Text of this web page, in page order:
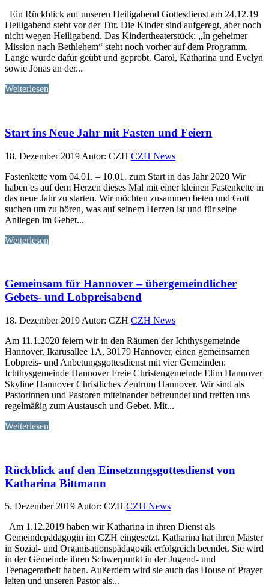
Ein Rückblick auf unseren Heiligabend Gottesdienst am 24.12.19
Heiligabend steht vor der Tür. Die Kinder sind aufgeregt, aber noch
nicht wegen Heiligabend. Das Kindertheaterstück: „In geheimer
Mission nach Bethlehem“ steht noch vorher auf dem Programm.
Lange wurde dafür geübt und geprobt. Carol, Katharina und Evelyn
sowie Jonas an der...
Weiterlesen
Start ins Neue Jahr mit Fasten und Feiern
18. Dezember 2019 Autor: CZH CZH News
Fastenkette vom 04.01. – 10.01. zum Start in das Jahr 2020 Wir
haben es auf dem Herzen dieses Mal mit einer kleinen Fastenkette in
das neue Jahr zu starten. Wir möchten zusammen beten und Gott
suchen um zu hören, was auf seinem Herzen ist und für seine
Anliegen im Gebet...
Weiterlesen
Gemeinsam für Hannover – übergemeindlicher
Gebets- und Lobpreisabend
18. Dezember 2019 Autor: CZH CZH News
Am 11.1.2020 feiern wir in den Räumen der Ichthysgemeinde
Hannover, Ikarusallee 1A, 30179 Hannover, einen gemeinsamen
Lobpreis- und Anbetungsgottesdienst mit vier Gemeinden:
Ichthysgemeinde Hannover Freie Christengemeinde Elim Hannover
Skyline Hannover Christliches Zentrum Hannover. Wir sind als
Pastorinnen und Pastoren miteinander befreundet und treffen uns
regelmäßig zum Austausch und Gebet. Mit...
Weiterlesen
Rückblick auf den Einsetzungsgottesdienst von
Katharina Bittmann
5. Dezember 2019 Autor: CZH CZH News
Am 1.12.2019 haben wir Katharina in ihren Dienst als
Gemeindepädagogin im CZH eingesetzt. Katharina hat ihren Master
in Sozial- und Organisationspädagogik erfolgreich beendet. Sie wird
in der Gemeinde ihren Schwerpunkt in der Jugend- und
Teenagerarbeit haben. Außerdem wird sie auch das House of Prayer
leiten und unseren Pastor als...